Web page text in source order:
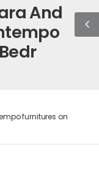
And
furnitures on